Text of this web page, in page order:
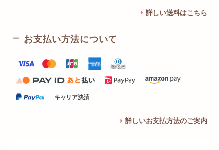
詳しい送料はこちら
お支払い方法について
キャリア決済
詳しいお支払方法のご案内